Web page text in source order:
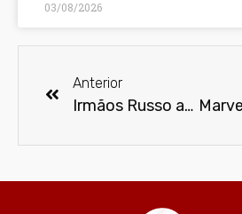
03/08/2026
Anterior
Irmãos Russo assumem os próximos filmes dos Vingadores